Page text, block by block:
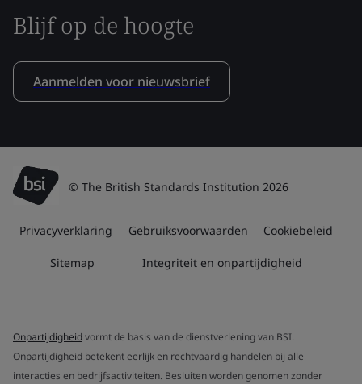
Blijf op de hoogte
Aanmelden voor nieuwsbrief
© The British Standards Institution 2026
Privacyverklaring Gebruiksvoorwaarden Cookiebeleid
Sitemap Integriteit en onpartijdigheid
Onpartijdigheidvormt de basis van de dienstverlening van BSI.
Onpartijdigheid betekent eerlijk en rechtvaardig handelen bij alle
interacties en bedrijfsactiviteiten. Besluiten worden genomen zonder